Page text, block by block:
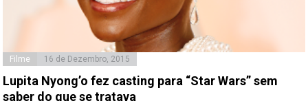
Filme 16 de Dezembro, 2015
Lupita Nyong’o fez casting para “Star Wars” sem
saber do que se tratava